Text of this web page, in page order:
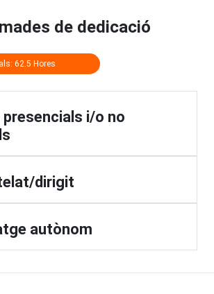
de dedicació
62.5 Hores
i/o no
dirigit
autònom